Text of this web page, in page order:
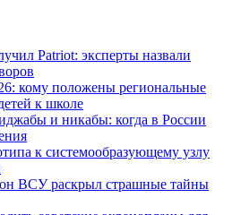
Patriot: эксперты назвали
кому положены региональные
к школе
и никабы: когда в России
к системообразующему узлу
ВСУ раскрыл страшные тайны